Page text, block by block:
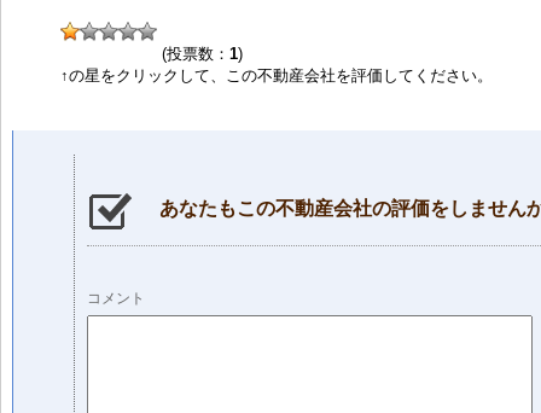
(投票数： 1)
↑の星をクリックして、この不動産会社を評価してください。
あなたもこの不動産会社の評価をしません
コメント